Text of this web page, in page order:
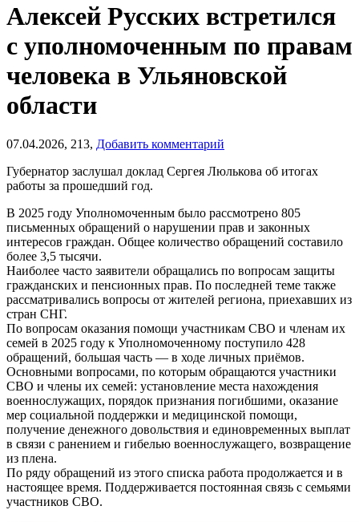
Алексей Русских встретился
с уполномоченным по правам
человека в Ульяновской
области
07.04.2026, 213, Добавить комментарий
Губернатор заслушал доклад Сергея Люлькова об итогах
работы за прошедший год.
В 2025 году Уполномоченным было рассмотрено 805
письменных обращений о нарушении прав и законных
интересов граждан. Общее количество обращений составило
более 3,5 тысячи.
Наиболее часто заявители обращались по вопросам защиты
гражданских и пенсионных прав. По последней теме также
рассматривались вопросы от жителей региона, приехавших из
стран СНГ.
По вопросам оказания помощи участникам СВО и членам их
семей в 2025 году к Уполномоченному поступило 428
обращений, большая часть — в ходе личных приёмов.
Основными вопросами, по которым обращаются участники
СВО и члены их семей: установление места нахождения
военнослужащих, порядок признания погибшими, оказание
мер социальной поддержки и медицинской помощи,
получение денежного довольствия и единовременных выплат
в связи с ранением и гибелью военнослужащего, возвращение
из плена.
По ряду обращений из этого списка работа продолжается и в
настоящее время. Поддерживается постоянная связь с семьями
участников СВО.